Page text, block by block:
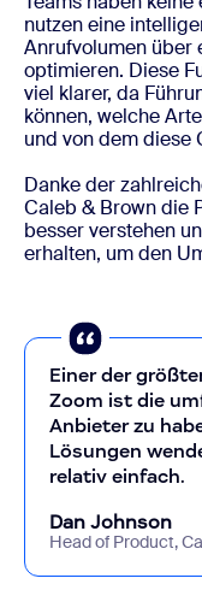
nutzen eine
Anrufvolumen über
optimieren. Diese
viel klarer, da
können, welche
und von dem diese
Danke der
Caleb & Brown die
besser verstehen
erhalten, um den
Einer der
Zoom ist die
Anbieter zu
Lösungen
relativ einfach.
Dan Johnson
Head of Product,